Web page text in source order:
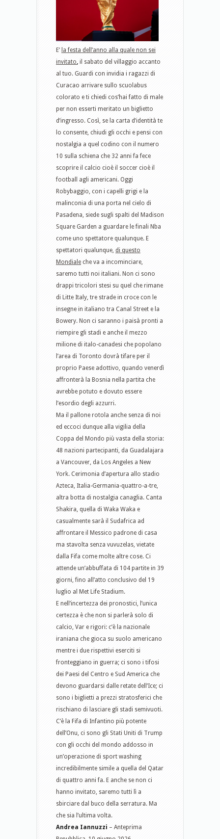
E’ la festa dell’anno alla quale non sei
invitato, il sabato del villaggio accanto
al tuo. Guardi con invidia i ragazzi di
Curacao arrivare sullo scuolabus
colorato e ti chiedi cos’hai fatto di male
per non esserti meritato un biglietto
d’ingresso. Così, se la carta d’identità te
lo consente, chiudi gli occhi e pensi con
nostalgia a quel codino con il numero
10 sulla schiena che 32 anni fa fece
scoprire il calcio cioè il soccer cioè il
football agli americani. Oggi
Robybaggio, con i capelli grigi e la
malinconia di una porta nel cielo di
Pasadena, siede sugli spalti del Madison
Square Garden a guardare le finali Nba
come uno spettatore qualunque. E
spettatori qualunque, di questo
Mondiale che va a incominciare,
saremo tutti noi italiani. Non ci sono
drappi tricolori stesi su quel che rimane
di Litte Italy, tre strade in croce con le
insegne in italiano tra Canal Street e la
Bowery. Non ci saranno i paisà pronti a
riempire gli stadi e anche il mezzo
milione di italo-canadesi che popolano
l’area di Toronto dovrà tifare per il
proprio Paese adottivo, quando venerdì
affronterà la Bosnia nella partita che
avrebbe potuto e dovuto essere
l’esordio degli azzurri.
Ma il pallone rotola anche senza di noi
ed eccoci dunque alla vigilia della
Coppa del Mondo più vasta della storia:
48 nazioni partecipanti, da Guadalajara
a Vancouver, da Los Angeles a New
York. Cerimonia d’apertura allo stadio
Azteca, Italia-Germania-quattro-a-tre,
altra botta di nostalgia canaglia. Canta
Shakira, quella di Waka Waka e
casualmente sarà il Sudafrica ad
affrontare il Messico padrone di casa
ma stavolta senza vuvuzelas, vietate
dalla Fifa come molte altre cose. Ci
attende un’abbuffata di 104 partite in 39
giorni, fino all’atto conclusivo del 19
luglio al Met Life Stadium.
E nell’incertezza dei pronostici, l’unica
certezza è che non si parlerà solo di
calcio, Var e rigori: c’è la nazionale
iraniana che gioca su suolo americano
mentre i due rispettivi eserciti si
fronteggiano in guerra; ci sono i tifosi
dei Paesi del Centro e Sud America che
devono guardarsi dalle retate dell’Ice; ci
sono i biglietti a prezzi stratosferici che
rischiano di lasciare gli stadi semivuoti.
C’è la Fifa di Infantino più potente
dell’Onu, ci sono gli Stati Uniti di Trump
con gli occhi del mondo addosso in
un’operazione di sport washing
incredibilmente simile a quella del Qatar
di quattro anni fa. E anche se non ci
hanno invitato, saremo tutti lì a
sbirciare dal buco della serratura. Ma
che sia l’ultima volta.
Andrea Iannuzzi – Anteprima